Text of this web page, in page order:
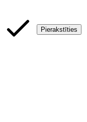
Pierakstīties